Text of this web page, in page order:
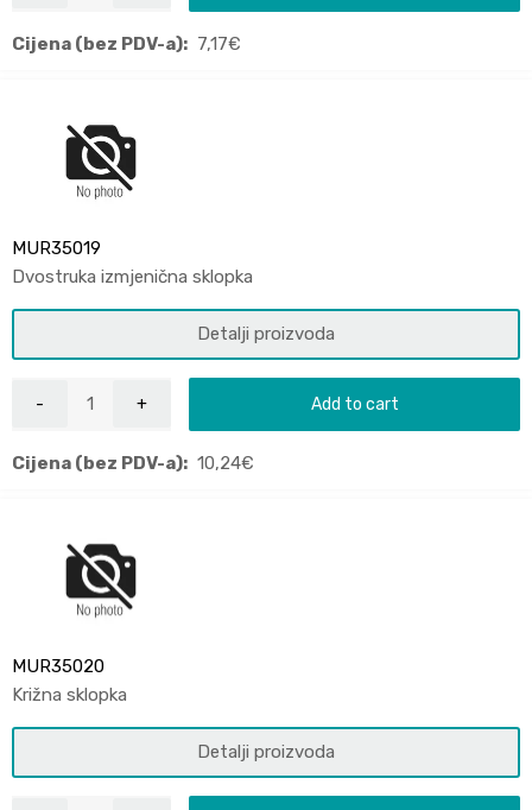
Cijena (bez PDV-a): 7,17€
MUR35019
Dvostruka izmjenična sklopka
Detalji proizvoda
Add to cart
Cijena (bez PDV-a): 10,24€
MUR35020
Križna sklopka
Detalji proizvoda